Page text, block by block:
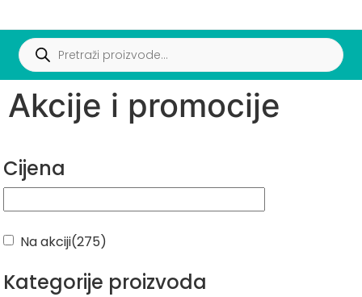
Akcije i promocije
Cijena
Na akciji(275)
Kategorije proizvoda